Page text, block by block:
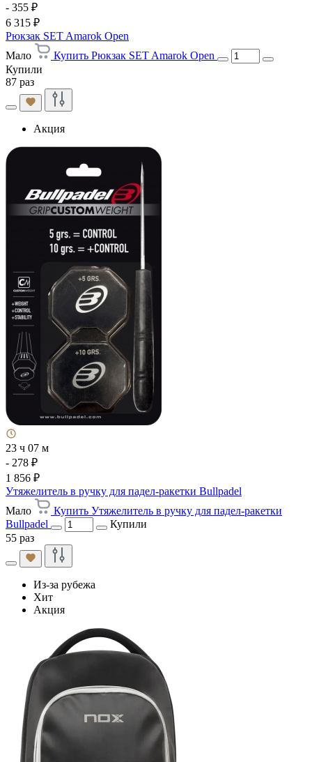
- 355 ₽
6 315 ₽
Рюкзак SET Amarok Open
Мало
Купить Рюкзак SET Amarok Open
Купили
87 раз
Акция
23 ч 07 м
- 278 ₽
1 856 ₽
Утяжелитель в ручку для падел-ракетки Bullpadel
Мало
Купить Утяжелитель в ручку для падел-ракетки
Bullpadel
Купили
55 раз
Из-за рубежа
Хит
Акция